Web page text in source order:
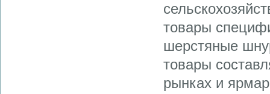
товары
шерстяные
товары
рынках и